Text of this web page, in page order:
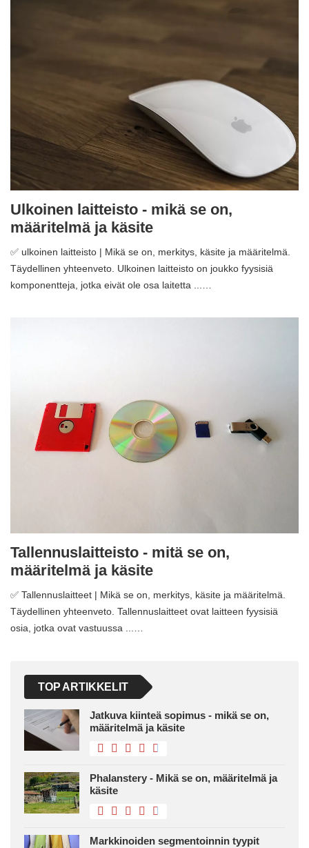
Ulkoinen laitteisto - mikä se on,
määritelmä ja käsite
✅ ulkoinen laitteisto | Mikä se on, merkitys, käsite ja määritelmä.
Täydellinen yhteenveto. Ulkoinen laitteisto on joukko fyysisiä
komponentteja, jotka eivät ole osa laitetta ...…
Tallennuslaitteisto - mitä se on,
määritelmä ja käsite
✅ Tallennuslaitteet | Mikä se on, merkitys, käsite ja määritelmä.
Täydellinen yhteenveto. Tallennuslaitteet ovat laitteen fyysisiä
osia, jotka ovat vastuussa ...…
TOP ARTIKKELIT
Jatkuva kiinteä sopimus - mikä se on,
määritelmä ja käsite
Phalanstery - Mikä se on, määritelmä ja
käsite
Markkinoiden segmentoinnin tyypit